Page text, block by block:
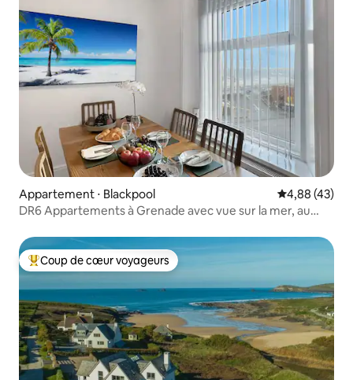
Appartement ⋅ Blackpool Évaluation
4,88 (43)
DR6 Appartements à Grenade avec vue sur la mer, au
Coups de cœur voyageurs les plus appréciés
Coup de cœur voyageurs